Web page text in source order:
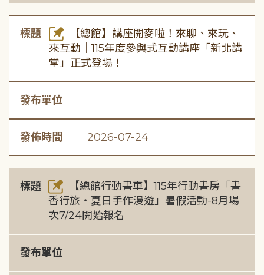
標題
【總館】講座開麥啦！來聊、來玩、
來互動｜115年度參與式互動講座「新北講
堂」正式登場！
發布單位
發佈時間 2026-07-24
標題
【總館行動書車】115年行動書房「書
香行旅・夏日手作漫遊」暑假活動-8月場
次7/24開始報名
發布單位